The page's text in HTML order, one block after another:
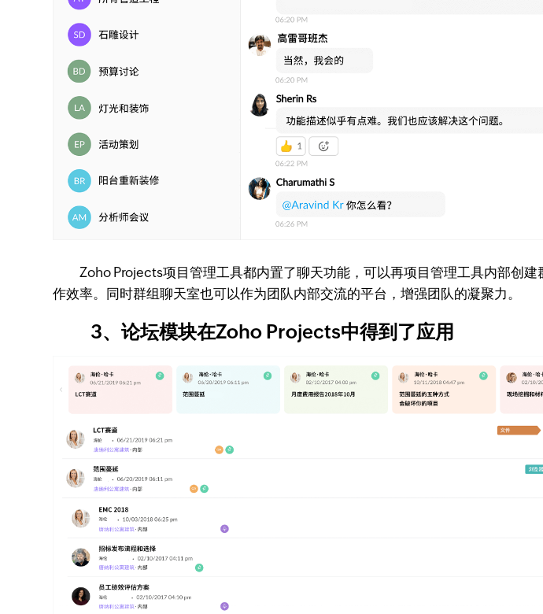
Zoho Projects项目管理工具都内置了聊天功能，可以再项目管理工具内部创建
作效率。同时群组聊天室也可以作为团队内部交流的平台，增强团队的凝聚力。
3、论坛模块在Zoho Projects中得到了应用